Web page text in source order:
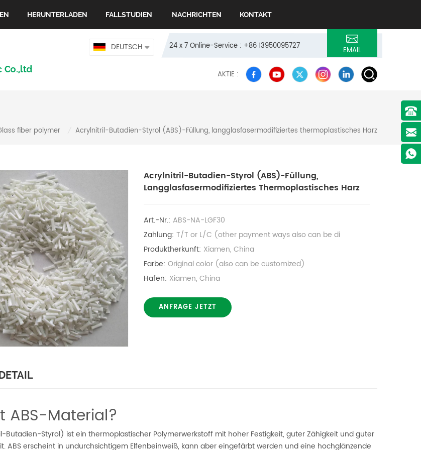
HERUNTERLADEN FALLSTUDIEN NACHRICHTEN KONTAKT
24 x 7 Online-Service : +86 13950095727 EMAIL
DEUTSCH
AKTIE :
fiber polymer Acrylnitril-Butadien-Styrol (ABS)-Füllung, langglasfasermodifiziertes thermoplastisches Harz
Acrylnitril-Butadien-Styrol (ABS)-Füllung,
Langglasfasermodifiziertes Thermoplastisches Harz
Art.-Nr.: ABS-NA-LGF30
Zahlung: T/T or L/C (other payment ways also can be di
Produktherkunft: Xiamen, China
Farbe: Original color (also can be customized)
Hafen: Xiamen, China
ANFRAGE JETZT
ABS-Material?
Butadien-Styrol) ist ein thermoplastischer Polymerwerkstoff mit hoher Festigkeit, guter Zähigkeit und guter
ABS erscheint in undurchsichtigem Elfenbeinweiß, kann aber eingefärbt werden und eine hochglänzende